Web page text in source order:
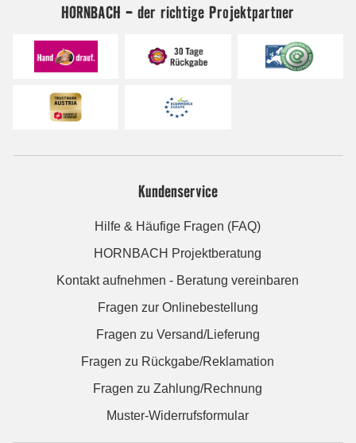
HORNBACH - der richtige Projektpartner
Kundenservice
Hilfe & Häufige Fragen (FAQ)
HORNBACH Projektberatung
Kontakt aufnehmen - Beratung vereinbaren
Fragen zur Onlinebestellung
Fragen zu Versand/Lieferung
Fragen zu Rückgabe/Reklamation
Fragen zu Zahlung/Rechnung
Muster-Widerrufsformular